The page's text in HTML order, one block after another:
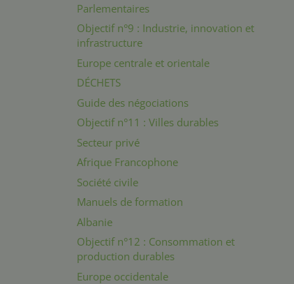
Parlementaires
Objectif n°9 : Industrie, innovation et
infrastructure
Europe centrale et orientale
DÉCHETS
Guide des négociations
Objectif n°11 : Villes durables
Secteur privé
Afrique Francophone
Société civile
Manuels de formation
Albanie
Objectif n°12 : Consommation et
production durables
Europe occidentale